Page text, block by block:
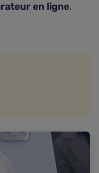
en ligne.
rembourse
des